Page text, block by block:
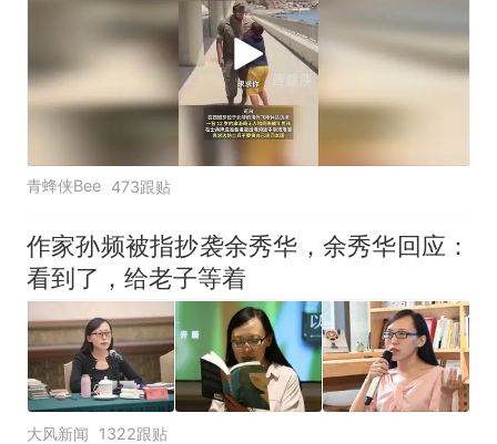
青蜂侠Bee 473跟贴
作家孙频被指抄袭余秀华，余秀华回应：
看到了，给老子等着
大风新闻 1322跟贴